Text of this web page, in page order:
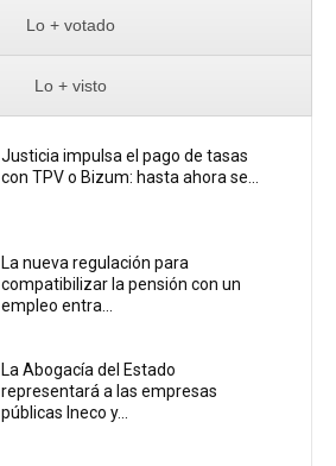
Lo + votado
Lo + visto
Justicia impulsa el pago de tasas
con TPV o Bizum: hasta ahora se...
La nueva regulación para
compatibilizar la pensión con un
empleo entra...
La Abogacía del Estado
representará a las empresas
públicas Ineco y...